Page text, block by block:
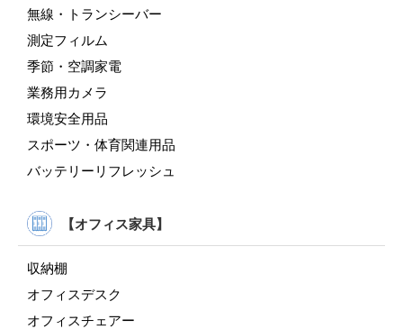
無線・トランシーバー
測定フィルム
季節・空調家電
業務用カメラ
環境安全用品
スポーツ・体育関連用品
バッテリーリフレッシュ
【オフィス家具】
収納棚
オフィスデスク
オフィスチェアー